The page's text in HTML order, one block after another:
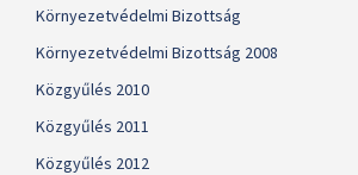
Környezetvédelmi Bizottság
Környezetvédelmi Bizottság 2008
Közgyűlés 2010
Közgyűlés 2011
Közgyűlés 2012